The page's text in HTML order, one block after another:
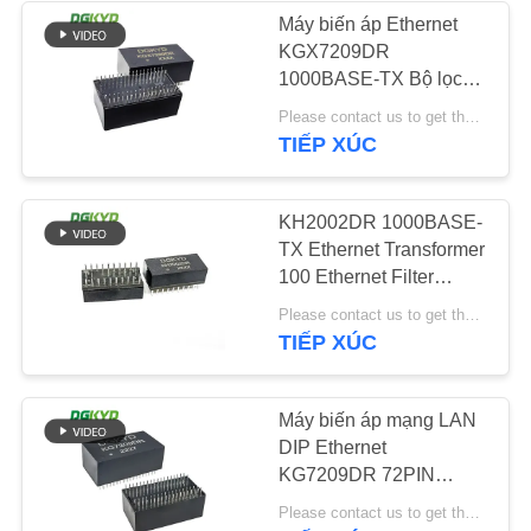
SÁCH
MẬT
RJ45 với biến áp
RJ45 SMD
39
Máy biến áp Ethernet
KGX7209DR
1000BASE-TX Bộ lọc
Gigabit Ethernet 72PIN
DIP
TIẾP XÚC
KH2002DR 1000BASE-
TX Ethernet Transformer
100 Ethernet Filter
20PIN DIP
Please contact us to get the latest price. MOQ:Đàm phán
TIẾP XÚC
Máy biến áp mạng LAN
DIP Ethernet
KG7209DR 72PIN
1000BASE-TX
Please contact us to get the latest price. MOQ:Đàm phán